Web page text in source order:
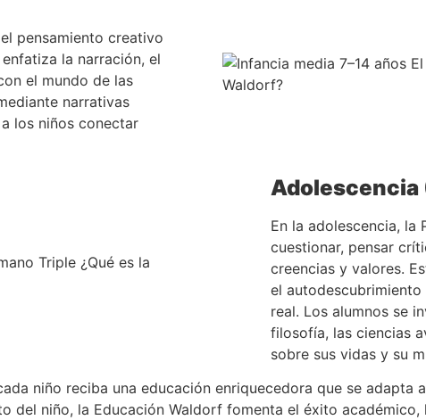
pensamiento creativo
la narración, el
el mundo de las
narrativas
los niños conectar
Adolescencia
En la adolescencia, la
cuestionar, pensar
creencias y valores.
el
real. Los alumnos se
filosofía, las ciencias
sobre sus vidas y su
niño reciba una educación enriquecedora que se adapta
del niño, la Educación Waldorf fomenta el éxito